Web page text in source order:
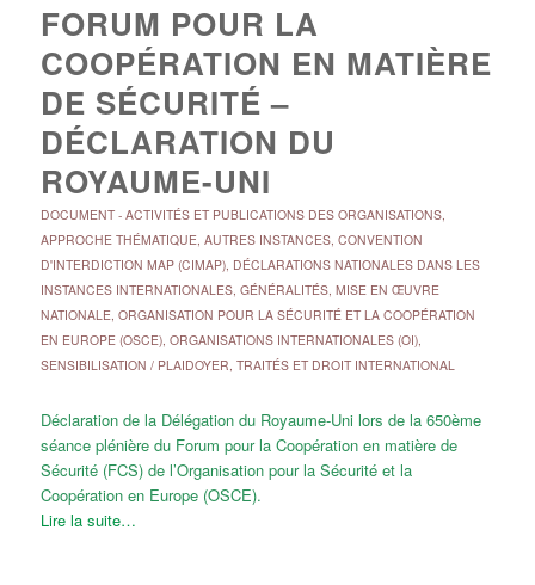
FORUM POUR LA
COOPÉRATION EN MATIÈRE
DE SÉCURITÉ –
DÉCLARATION DU
ROYAUME-UNI
DOCUMENT- ACTIVITÉS ET PUBLICATIONS DES ORGANISATIONS,
APPROCHE THÉMATIQUE, AUTRES INSTANCES, CONVENTION
D'INTERDICTION MAP (CIMAP), DÉCLARATIONS NATIONALES DANS LES
INSTANCES INTERNATIONALES, GÉNÉRALITÉS, MISE EN ŒUVRE
NATIONALE, ORGANISATION POUR LA SÉCURITÉ ET LA COOPÉRATION
EN EUROPE (OSCE), ORGANISATIONS INTERNATIONALES (OI),
SENSIBILISATION / PLAIDOYER, TRAITÉS ET DROIT INTERNATIONAL
Déclaration de la Délégation du Royaume-Uni lors de la 650ème
séance plénière du Forum pour la Coopération en matière de
Sécurité (FCS) de l’Organisation pour la Sécurité et la
Coopération en Europe (OSCE).
Lire la suite…